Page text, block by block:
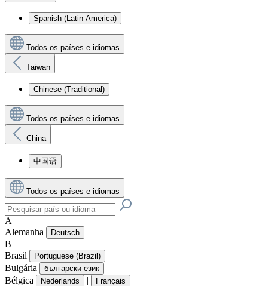
Spanish (Latin America)
Todos os países e idiomas
Taiwan
Chinese (Traditional)
Todos os países e idiomas
China
中国语
Todos os países e idiomas
A
Alemanha
Deutsch
B
Brasil
Portuguese (Brazil)
Bulgária български език
Bélgica Nederlands | Français